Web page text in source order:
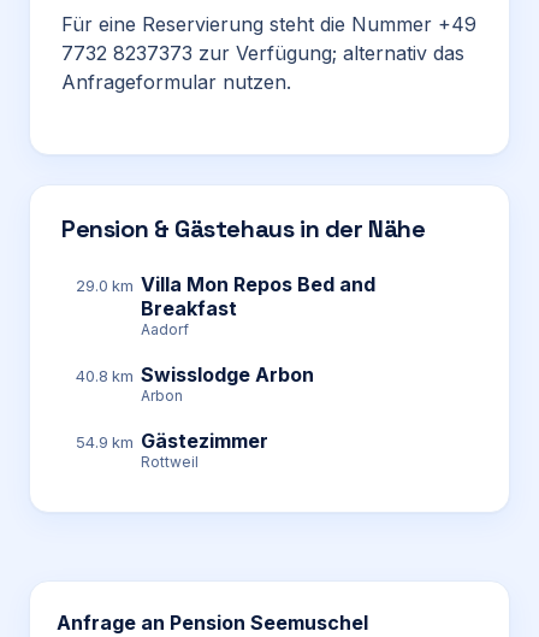
Für eine Reservierung steht die Nummer +49
7732 8237373 zur Verfügung; alternativ das
Anfrageformular nutzen.
Pension & Gästehaus in der Nähe
29.0 km Villa Mon Repos Bed and
Breakfast
Aadorf
40.8 km Swisslodge Arbon
Arbon
54.9 km Gästezimmer
Rottweil
Anfrage an Pension Seemuschel